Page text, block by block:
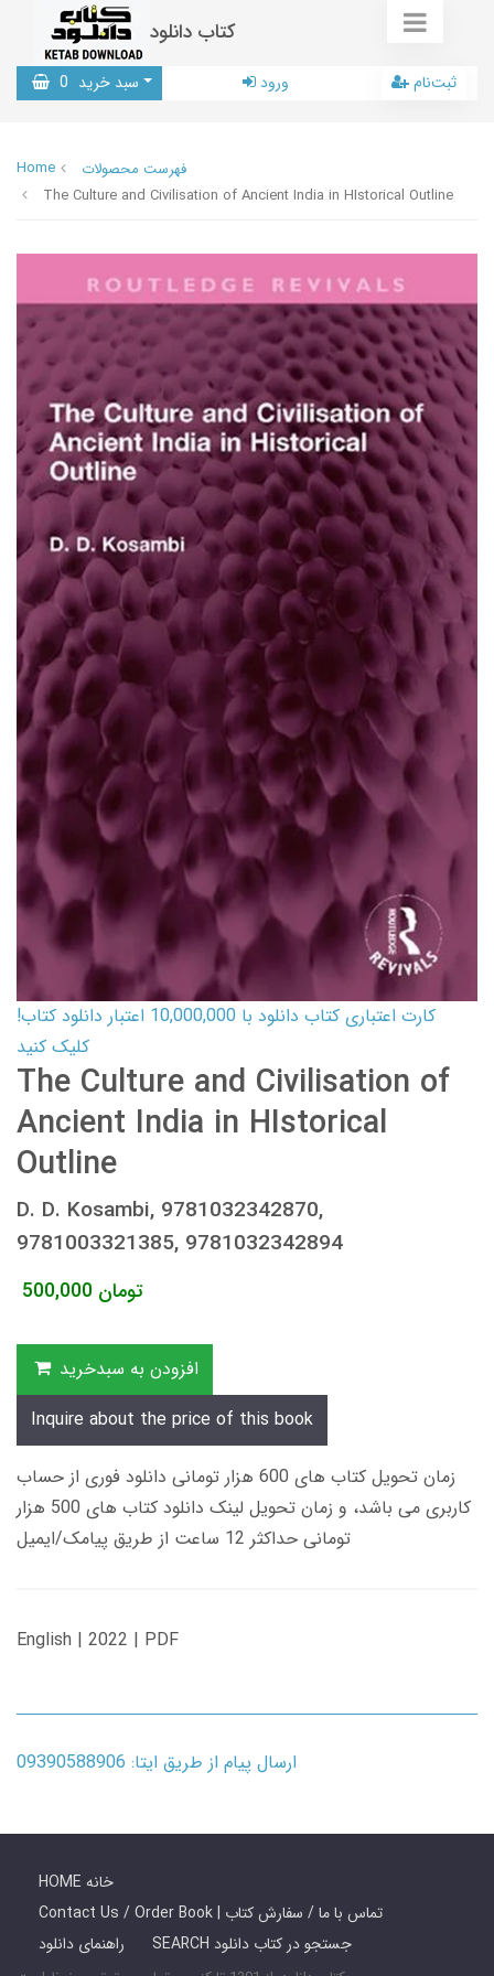
کتاب دانلود
سبد خرید 0 ورود ثبت‌نام
Home
فهرست محصولات
The Culture and Civilisation of Ancient India in HIstorical Outline
کارت اعتباری کتاب دانلود با 10,000,000 اعتبار دانلود کتاب!
کلیک کنید
The Culture and Civilisation of
Ancient India in HIstorical
Outline
D. D. Kosambi, 9781032342870,
9781003321385, 9781032342894
500,000 تومان
افزودن به سبدخرید
Inquire about the price of this book
زمان تحویل کتاب های 600 هزار تومانی دانلود فوری از حساب
کاربری می باشد، و زمان تحویل لینک دانلود کتاب های 500 هزار
تومانی حداکثر 12 ساعت از طریق پیامک/ایمیل
English | 2022 | PDF
ارسال پیام از طریق ایتا: 09390588906
HOME خانه
Contact Us / Order Book | تماس با ما / سفارش کتاب
راهنمای دانلود
SEARCH جستجو در کتاب دانلود